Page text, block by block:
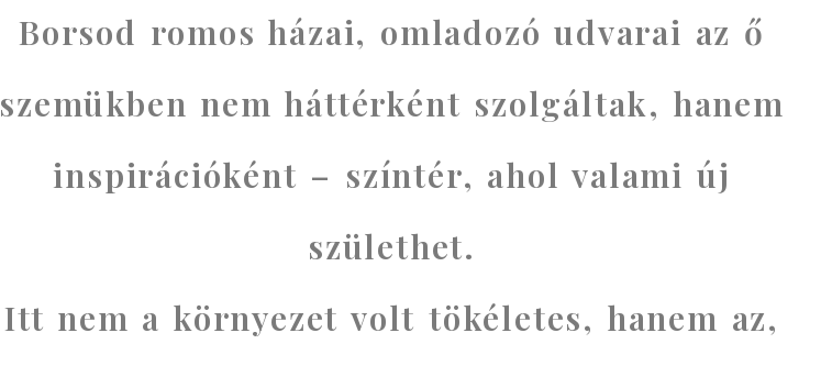
Borsod romos házai, omladozó udvarai az ő
szemükben nem háttérként szolgáltak, hanem
inspirációként – színtér, ahol valami új
születhet.
Itt nem a környezet volt tökéletes, hanem az,